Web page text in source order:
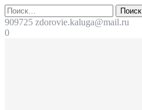
Перейти
к
содержимому
Поиск
909725 zdorovie.kaluga@mail.ru
0